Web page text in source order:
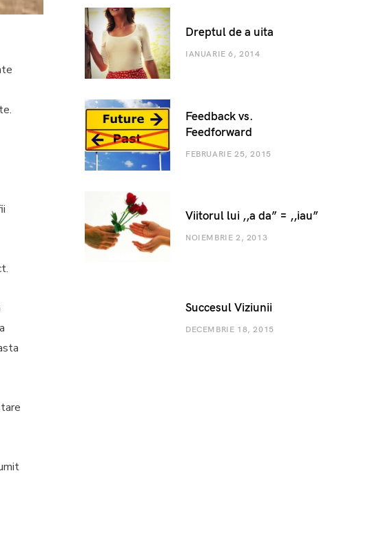
Dreptul de a uita
IANUARIE 6, 2014
Feedback vs.
Feedforward
FEBRUARIE 25, 2015
Viitorul lui ,,a da” = ,,iau”
NOIEMBRIE 2, 2013
Succesul Viziunii
DECEMBRIE 18, 2015